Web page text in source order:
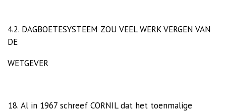
4.2. DAGBOETESYSTEEM ZOU VEEL WERK VERGEN VAN
DE
WETGEVER
Al in 1967 schreef CORNIL dat het toenmalige